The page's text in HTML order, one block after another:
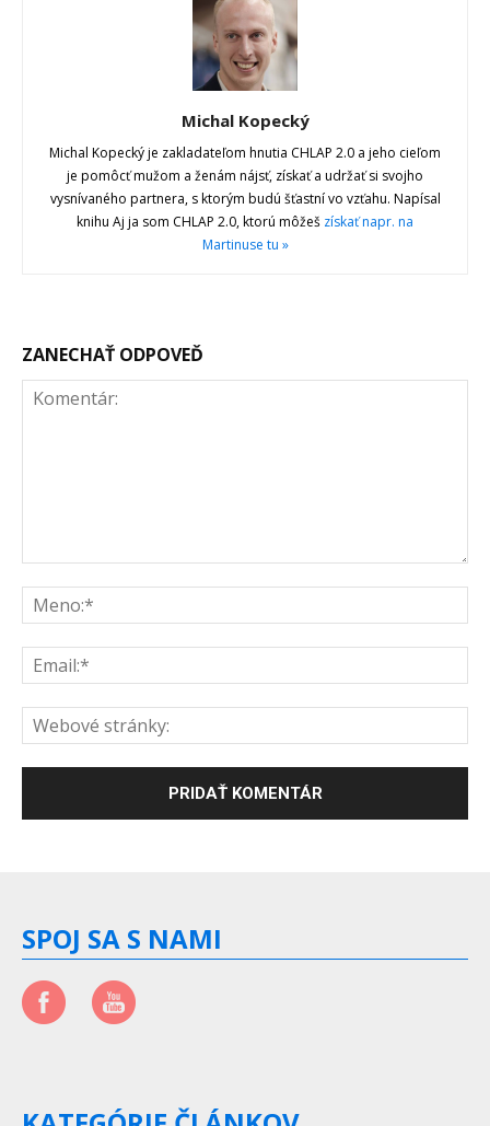
Michal Kopecký
Michal Kopecký je zakladateľom hnutia CHLAP 2.0 a jeho cieľom
je pomôcť mužom a ženám nájsť, získať a udržať si svojho
vysnívaného partnera, s ktorým budú šťastní vo vzťahu. Napísal
knihu Aj ja som CHLAP 2.0, ktorú môžeš získať napr. na
Martinuse tu »
ZANECHAŤ ODPOVEĎ
SPOJ SA S NAMI